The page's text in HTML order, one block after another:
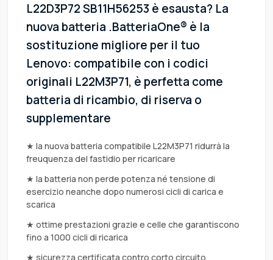
L22D3P72 SB11H56253 è esausta? La
nuova batteria .BatteriaOne® è la
sostituzione migliore per il tuo
Lenovo: compatibile con i codici
originali L22M3P71, è perfetta come
batteria di ricambio, di riserva o
supplementare
★ la nuova batteria compatibile L22M3P71 ridurrà la
freuquenza del fastidio per ricaricare
★ la batteria non perde potenza né tensione di
esercizio neanche dopo numerosi cicli di carica e
scarica
★ ottime prestazioni grazie e celle che garantiscono
fino a 1000 cicli di ricarica
★ sicurezza certificata contro corto circuito,